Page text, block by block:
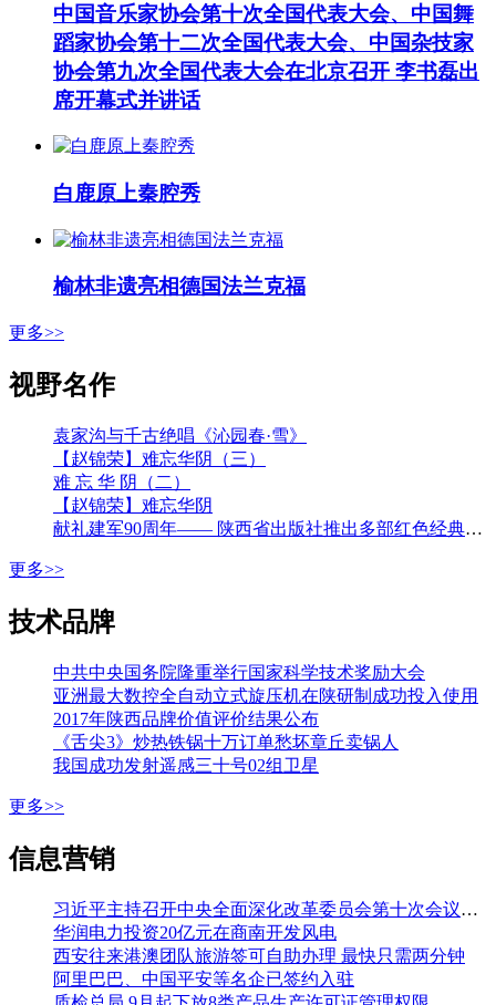
中国音乐家协会第十次全国代表大会、中国舞
蹈家协会第十二次全国代表大会、中国杂技家
协会第九次全国代表大会在北京召开 李书磊出
席开幕式并讲话
白鹿原上秦腔秀
榆林非遗亮相德国法兰克福
更多>>
视野名作
袁家沟与千古绝唱《沁园春·雪》
【赵锦荣】难忘华阴（三）
难 忘 华 阴（二）
【赵锦荣】难忘华阴
献礼建军90周年—— 陕西省出版社推出多部红色经典图书
更多>>
技术品牌
中共中央国务院隆重举行国家科学技术奖励大会
亚洲最大数控全自动立式旋压机在陕研制成功投入使用
2017年陕西品牌价值评价结果公布
《舌尖3》炒热铁锅十万订单愁坏章丘卖锅人
我国成功发射遥感三十号02组卫星
更多>>
信息营销
习近平主持召开中央全面深化改革委员会第十次会议强调 加强改革系统集成协同高效 推动各方面制度更加成熟更加定型 李克强王沪宁韩正出席
华润电力投资20亿元在商南开发风电
西安往来港澳团队旅游签可自助办理 最快只需两分钟
阿里巴巴、中国平安等名企已签约入驻